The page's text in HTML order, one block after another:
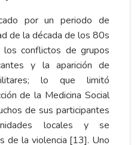
por un periodo de
de la década de los 80s
los conflictos de grupos
y la aparición de
lo que limitó
de la Medicina Social
de sus participantes
locales y se
de la violencia [13]. Uno